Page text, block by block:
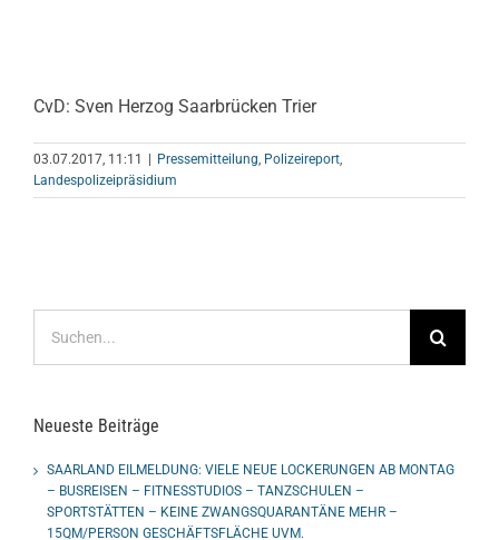
CvD: Sven Herzog Saarbrücken Trier
03.07.2017, 11:11 Pressemitteilung, Polizeireport,
Landespolizeipräsidium
nach:
Neueste Beiträge
SAARLAND EILMELDUNG: VIELE NEUE LOCKERUNGEN AB MONTAG
– BUSREISEN – FITNESSTUDIOS – TANZSCHULEN –
SPORTSTÄTTEN – KEINE ZWANGSQUARANTÄNE MEHR –
15QM/PERSON GESCHÄFTSFLÄCHE UVM.